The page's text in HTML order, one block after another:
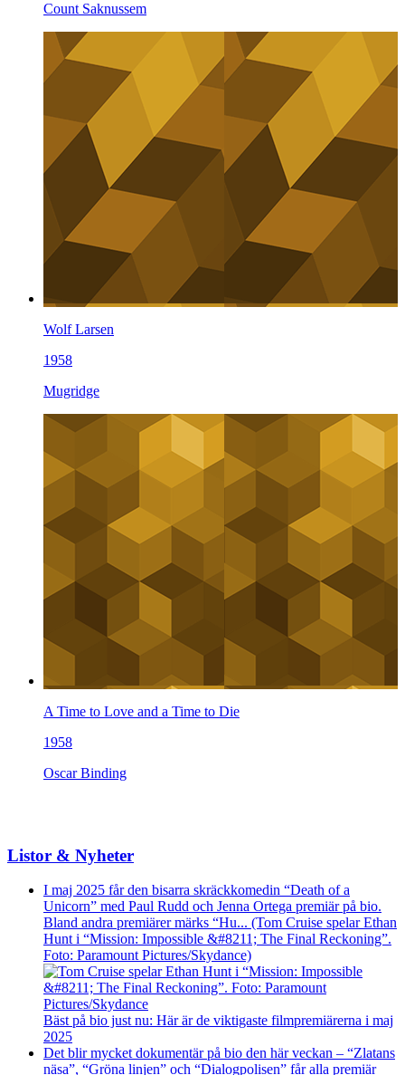
Count Saknussem
Wolf Larsen
1958
Mugridge
A Time to Love and a Time to Die
1958
Oscar Binding
Listor & Nyheter
I maj 2025 får den bisarra skräckkomedin “Death of a
Unicorn” med Paul Rudd och Jenna Ortega premiär på bio.
Bland andra premiärer märks “Hu... (Tom Cruise spelar Ethan
Hunt i “Mission: Impossible &#8211; The Final Reckoning”.
Foto: Paramount Pictures/Skydance)
Bäst på bio just nu: Här är de viktigaste filmpremiärerna i maj
2025
Det blir mycket dokumentär på bio den här veckan – “Zlatans
näsa”, “Gröna linjen” och “Dialogpolisen” får alla premiär